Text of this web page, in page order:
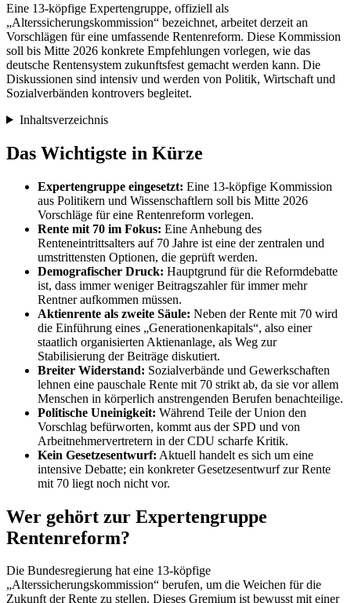
Eine 13-köpfige Expertengruppe, offiziell als
„Alterssicherungskommission“ bezeichnet, arbeitet derzeit an
Vorschlägen für eine umfassende Rentenreform. Diese Kommission
soll bis Mitte 2026 konkrete Empfehlungen vorlegen, wie das
deutsche Rentensystem zukunftsfest gemacht werden kann. Die
Diskussionen sind intensiv und werden von Politik, Wirtschaft und
Sozialverbänden kontrovers begleitet.
Inhaltsverzeichnis
Das Wichtigste in Kürze
Expertengruppe eingesetzt: Eine 13-köpfige Kommission
aus Politikern und Wissenschaftlern soll bis Mitte 2026
Vorschläge für eine Rentenreform vorlegen.
Rente mit 70 im Fokus: Eine Anhebung des
Renteneintrittsalters auf 70 Jahre ist eine der zentralen und
umstrittensten Optionen, die geprüft werden.
Demografischer Druck: Hauptgrund für die Reformdebatte
ist, dass immer weniger Beitragszahler für immer mehr
Rentner aufkommen müssen.
Aktienrente als zweite Säule: Neben der Rente mit 70 wird
die Einführung eines „Generationenkapitals“, also einer
staatlich organisierten Aktienanlage, als Weg zur
Stabilisierung der Beiträge diskutiert.
Breiter Widerstand: Sozialverbände und Gewerkschaften
lehnen eine pauschale Rente mit 70 strikt ab, da sie vor allem
Menschen in körperlich anstrengenden Berufen benachteilige.
Politische Uneinigkeit: Während Teile der Union den
Vorschlag befürworten, kommt aus der SPD und von
Arbeitnehmervertretern in der CDU scharfe Kritik.
Kein Gesetzesentwurf: Aktuell handelt es sich um eine
intensive Debatte; ein konkreter Gesetzesentwurf zur Rente
mit 70 liegt noch nicht vor.
Wer gehört zur Expertengruppe
Rentenreform?
Die Bundesregierung hat eine 13-köpfige
„Alterssicherungskommission“ berufen, um die Weichen für die
Zukunft der Rente zu stellen. Dieses Gremium ist bewusst mit einer